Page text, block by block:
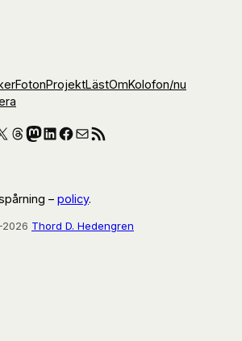
FotonProjektLästOmKolofon/nu
Threads
Mastodon
LinkedIn
Facebook
E-postRSS-flöde
– policy.
Thord D. Hedengren